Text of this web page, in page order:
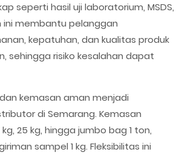
seperti hasil uji laboratorium, MSDS,
ini membantu pelanggan
kepatuhan, dan kualitas produk
sehingga risiko kesalahan dapat
kemasan aman menjadi
di Semarang. Kemasan
25 kg, hingga jumbo bag 1 ton,
sampel 1 kg. Fleksibilitas ini